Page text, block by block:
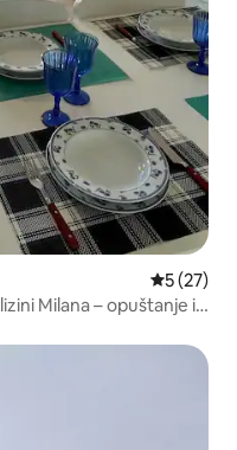
Prosječna
5 (27)
Milana – opuštanje i